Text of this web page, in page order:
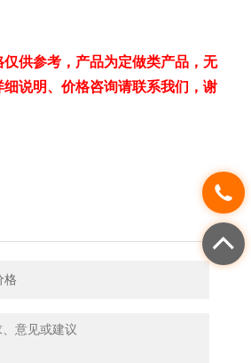
供参考，产品为定做类产品，无
说明、价格咨询请联系我们，谢